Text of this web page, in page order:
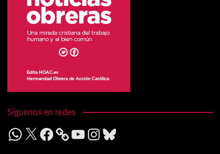
Síguenos en redes
WhatsApp
X Facebook YouTubeInstagram
Bluesky